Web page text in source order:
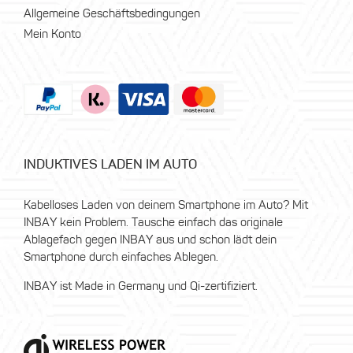
Allgemeine Geschäftsbedingungen
Mein Konto
INDUKTIVES LADEN IM AUTO
Kabelloses Laden von deinem Smartphone im Auto? Mit
INBAY kein Problem. Tausche einfach das originale
Ablagefach gegen INBAY aus und schon lädt dein
Smartphone durch einfaches Ablegen.
INBAY ist Made in Germany und Qi-zertifiziert.